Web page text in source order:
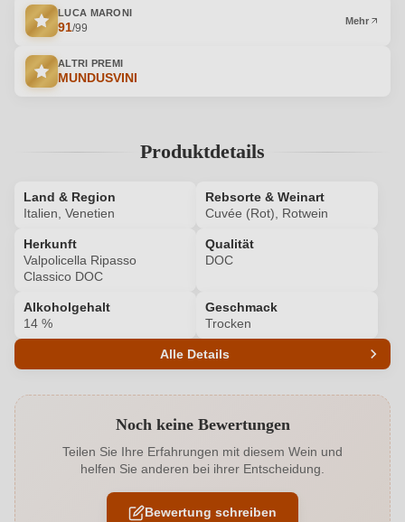
LUCA MARONI
91/99
Mehr
ALTRI PREMI
MUNDUSVINI
Produktdetails
Land & Region
Italien, Venetien
Rebsorte & Weinart
Cuvée (Rot), Rotwein
Herkunft
Valpolicella Ripasso
Classico DOC
Qualität
DOC
Alkoholgehalt
14 %
Geschmack
Trocken
Alle Details
Alkoholgehalt in % 14 %
Ausbau Barrique
Auszeichnungen Luca Maroni
Noch keine Bewertungen
Teilen Sie Ihre Erfahrungen mit diesem Wein und
helfen Sie anderen bei ihrer Entscheidung.
Bewertung schreiben